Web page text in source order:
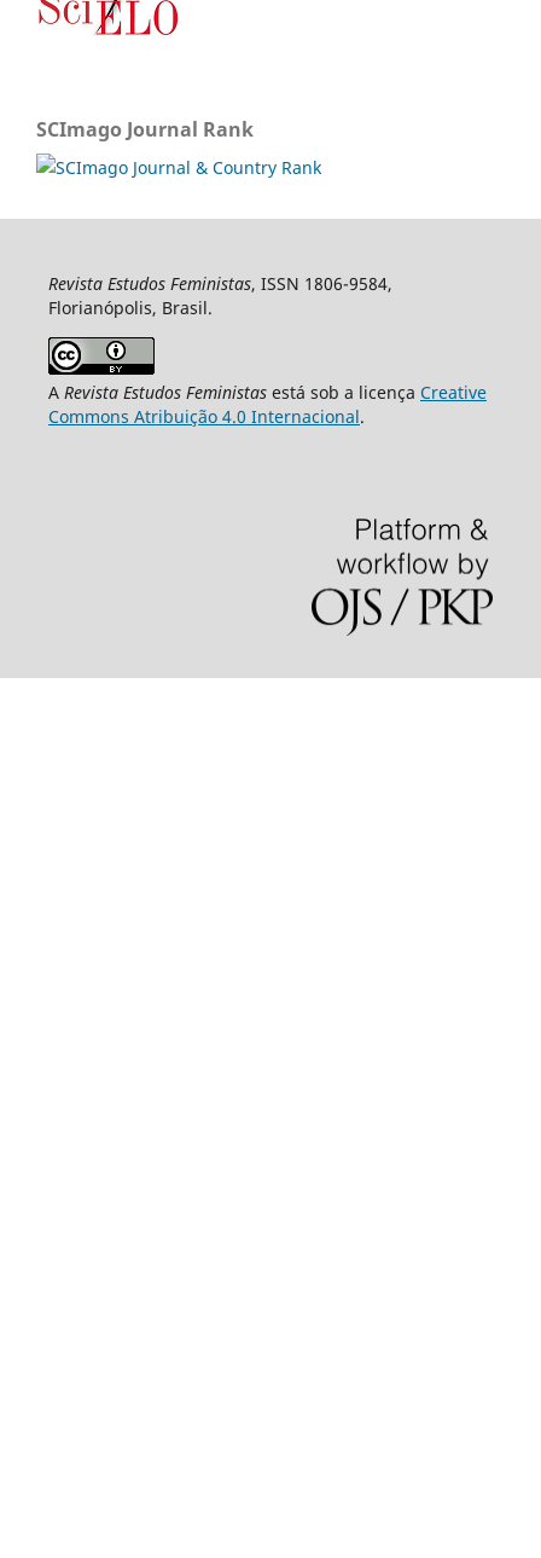
SCImago Journal Rank
Revista Estudos Feministas, ISSN 1806-9584,
Florianópolis, Brasil.
A Revista Estudos Feministasestá sob a licença Creative
Commons Atribuição 4.0 Internacional.